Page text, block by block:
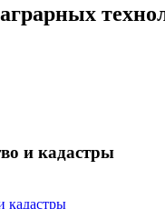
и кадастры
кадастры